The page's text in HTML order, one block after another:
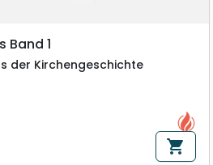
Band 1
der Kirchengeschichte
shopping_cart